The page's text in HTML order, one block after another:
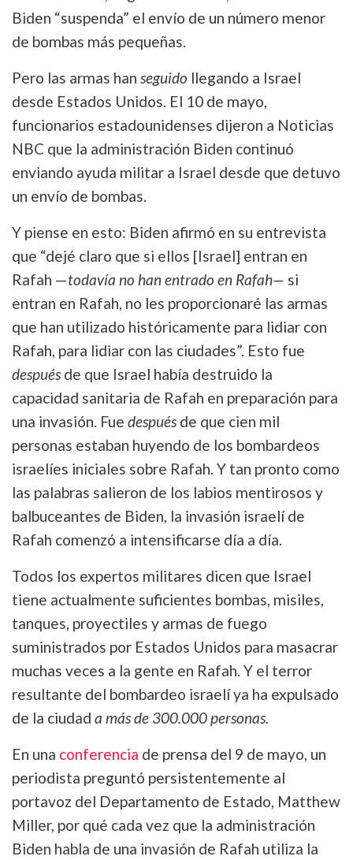
Biden “suspenda” el envío de un número menor
de bombas más pequeñas.
Pero las armas han seguido llegando a Israel
desde Estados Unidos. El 10 de mayo,
funcionarios estadounidenses dijeron a Noticias
NBC que la administración Biden continuó
enviando ayuda militar a Israel desde que detuvo
un envío de bombas.
Y piense en esto: Biden afirmó en su entrevista
que “dejé claro que si ellos [Israel] entran en
Rafah —todavía no han entrado en Rafah— si
entran en Rafah, no les proporcionaré las armas
que han utilizado históricamente para lidiar con
Rafah, para lidiar con las ciudades”. Esto fue
despuésde que Israel había destruido la
capacidad sanitaria de Rafah en preparación para
una invasión. Fue despuésde que cien mil
personas estaban huyendo de los bombardeos
israelíes iniciales sobre Rafah. Y tan pronto como
las palabras salieron de los labios mentirosos y
balbuceantes de Biden, la invasión israelí de
Rafah comenzó a intensificarse día a día.
Todos los expertos militares dicen que Israel
tiene actualmente suficientes bombas, misiles,
tanques, proyectiles y armas de fuego
suministrados por Estados Unidos para masacrar
muchas veces a la gente en Rafah. Y el terror
resultante del bombardeo israelí ya ha expulsado
de la ciudad a más de 300.000 personas.
En una conferencia de prensa del 9 de mayo, un
periodista preguntó persistentemente al
portavoz del Departamento de Estado, Matthew
Miller, por qué cada vez que la administración
Biden habla de una invasión de Rafah utiliza la